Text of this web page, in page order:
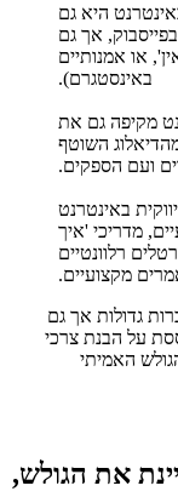
היא גם
אך גם
או אמנותיים
באינסטגרם).
מקיפה גם את
השוטף
ועם הספקים.
באינטרנט
מדריכי 'איך
רלוונטיים
מקצועיים.
גדולות אך גם
על הבנת צרכי
האמיתי
את הגולש,